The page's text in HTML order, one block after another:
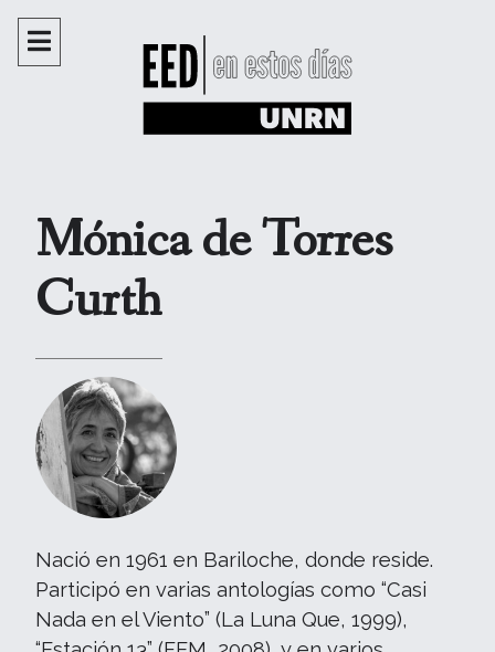
Mónica de Torres
Curth
Nació en 1961 en Bariloche, donde reside.
Participó en varias antologías como “Casi
Nada en el Viento” (La Luna Que, 1999),